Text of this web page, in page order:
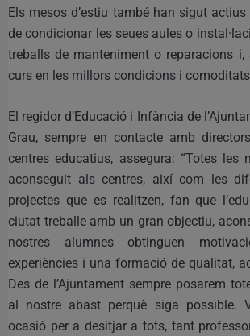
Els mesos d’estiu també han sigut
de condicionar les seues aules o
treballs de manteniment o reparacions
curs en les millors condicions i
El regidor d’Educació i Infància de
Grau, sempre en contacte amb
centres educatius, assegura: “Totes les
aconseguit als centres, així com les
projectes que es realitzen, fan que
ciutat treballe amb un gran objectiu,
nostres alumnes obtinguen
experiències i una formació de qualitat,
Des de l’Ajuntament sempre posarem
al nostre abast perquè siga possible.
ocasió per a desitjar a tots, tant